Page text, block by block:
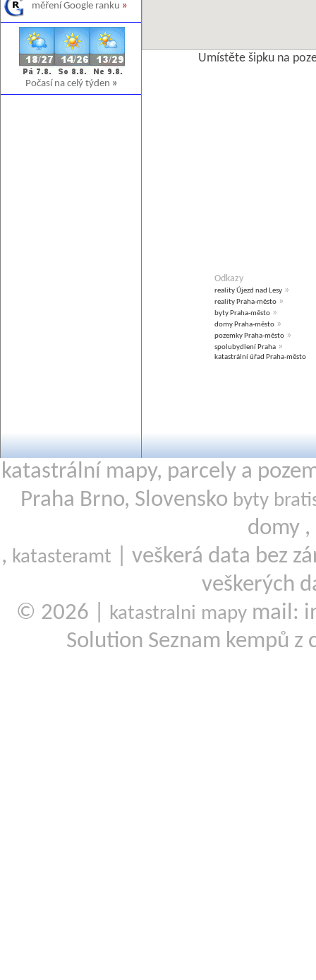
měření Google ranku »
Počasí na celý týden »
Umístěte šipku na
Odkazy
reality Újezd nad Lesy »
reality Praha-město »
byty Praha-město »
domy Praha-město »
pozemky Praha-město »
spolubydlení Praha »
katastrální úřad Praha-město
katastrální mapy, parcely a
Praha Brno, Slovensko byty
domy ,
, katasteramt
| veškerá data bez
veškerých
© 2026 |
katastralni mapy mail:
Solution Seznam kempů z